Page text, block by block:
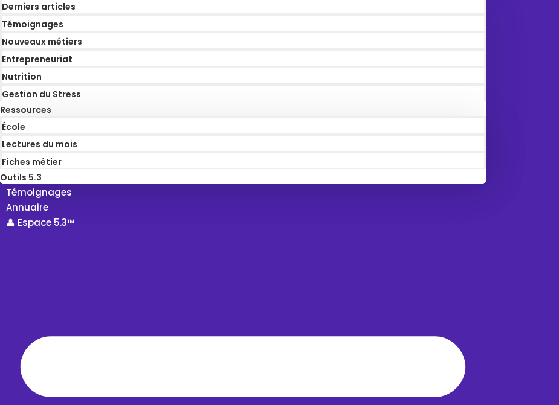
Derniers articles
Témoignages
Nouveaux métiers
Entrepreneuriat
Nutrition
Gestion du Stress
Ressources
École
Lectures du mois
Fiches métier
Outils 5.3
Témoignages
Annuaire
👤 Espace 5.3™